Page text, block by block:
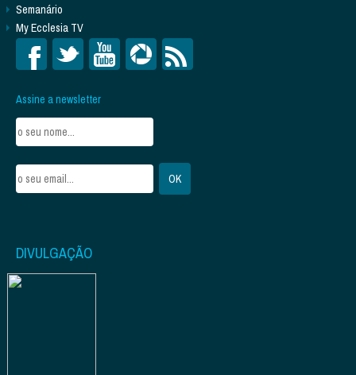
Semanário
My Ecclesia TV
Assine a newsletter
DIVULGAÇÃO